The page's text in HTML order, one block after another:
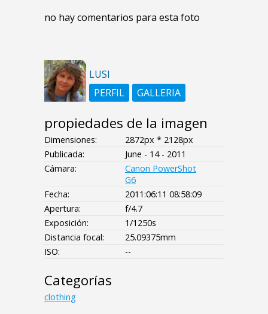
no hay comentarios para esta foto
LUSI
PERFIL
GALLERIA
propiedades de la imagen
Dimensiones:
2872px * 2128px
Publicada:
June - 14 - 2011
Cámara:
Canon PowerShot
G6
Fecha:
2011:06:11 08:58:09
Apertura:
f/4.7
Exposición:
1/1250s
Distancia focal:
25.09375mm
ISO:
--
Categorías
clothing